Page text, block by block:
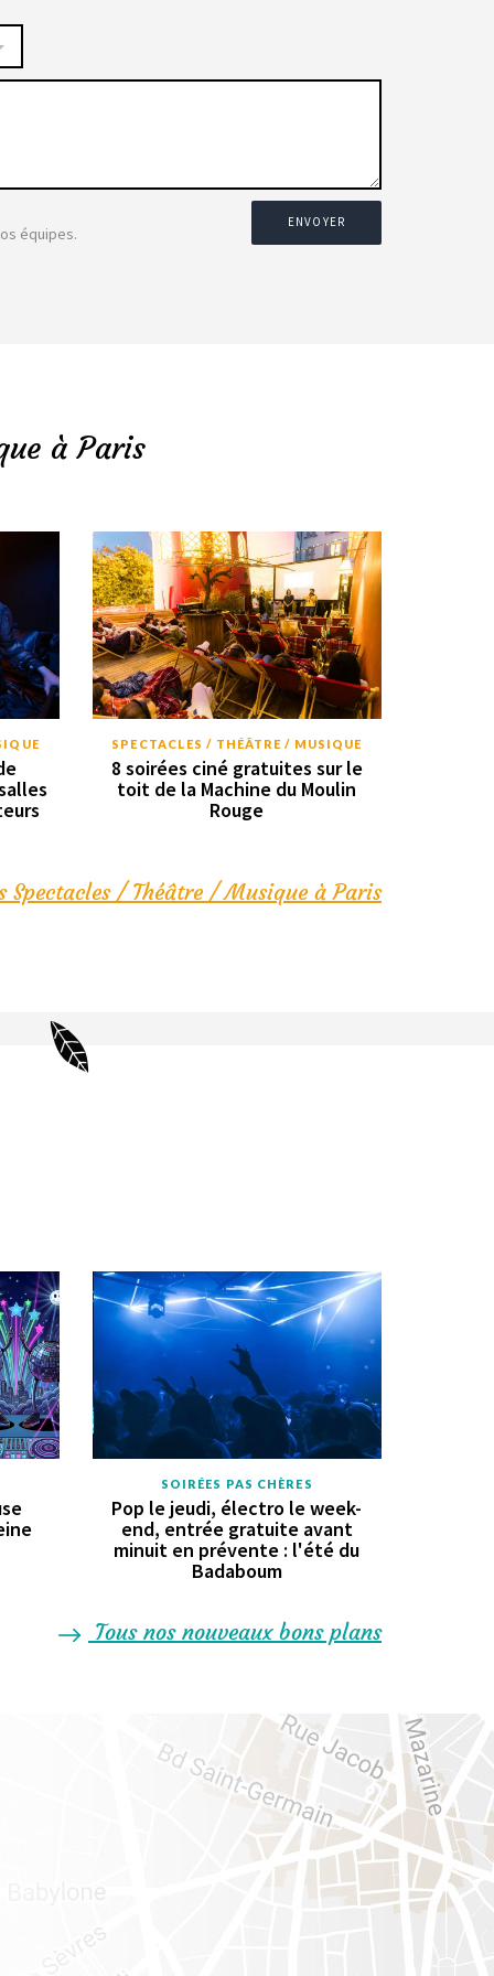
équipes.
ENVOYER
à Paris
SPECTACLES / THÉÂTRE / MUSIQUE
8 soirées ciné gratuites sur le
toit de la Machine du Moulin
Rouge
Spectacles / Théâtre / Musique à Paris
SOIRÉES PAS CHÈRES
Pop le jeudi, électro le week-
end, entrée gratuite avant
minuit en prévente : l'été du
Badaboum
Tous nos nouveaux bons plans